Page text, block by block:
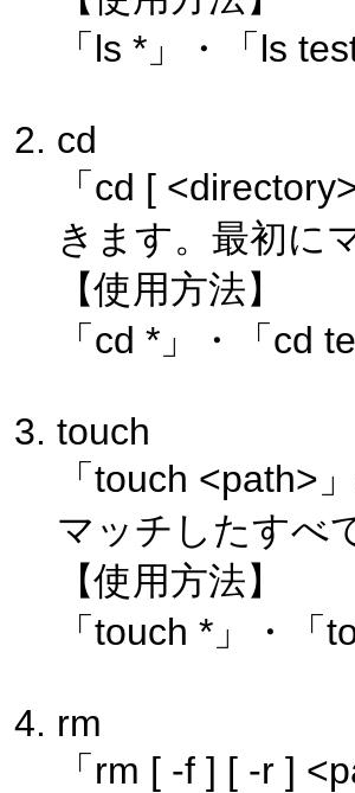
「ls *」・「ls
cd
「cd [
きます。最初に
【使用方法】
「cd *」・「cd
touch
「touch <path>
マッチしたすべ
【使用方法】
「touch *」・「
rm
「rm [ -f ] [ -r ]